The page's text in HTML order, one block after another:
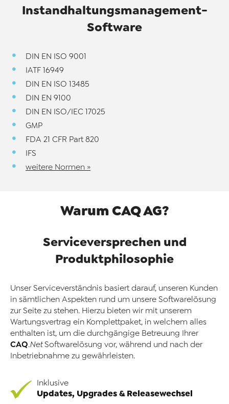
Instandhaltungsmanagement-
Software
DIN EN ISO 9001
IATF 16949
DIN EN ISO 13485
DIN EN 9100
DIN EN ISO/IEC 17025
GMP
FDA 21 CFR Part 820
IFS
weitere Normen »
Warum CAQ AG?
Serviceversprechen und
Produktphilosophie
Unser Serviceverständnis basiert darauf, unseren Kunden
in sämtlichen Aspekten rund um unsere Softwarelösung
zur Seite zu stehen. Hierzu bieten wir mit unserem
Wartungsvertrag ein Komplettpaket, in welchem alles
enthalten ist, um die durchgängige Betreuung Ihrer
CAQ.NetSoftwarelösung vor, während und nach der
Inbetriebnahme zu gewährleisten.
Inklusive
Updates, Upgrades & Releasewechsel